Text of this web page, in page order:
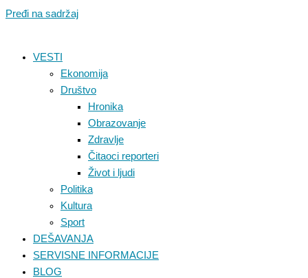
Pređi na sadržaj
VESTI
Ekonomija
Društvo
Hronika
Obrazovanje
Zdravlje
Čitaoci reporteri
Život i ljudi
Politika
Kultura
Sport
DEŠAVANJA
SERVISNE INFORMACIJE
BLOG